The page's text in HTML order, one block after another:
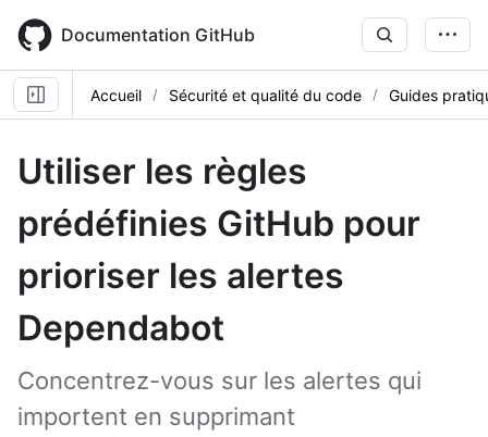
main
content
Documentation GitHub
Accueil Sécurité et qualité du code Guides
Utiliser les règles
prédéfinies GitHub pour
prioriser les alertes
Dependabot
Concentrez-vous sur les alertes qui
importent en supprimant